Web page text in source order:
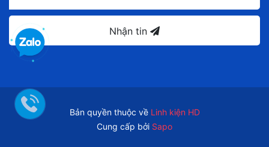
Nhận tin
Bản quyền thuộc về Linh kiện HD
Cung cấp bởi Sapo